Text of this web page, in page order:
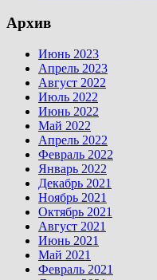
Архив
Июнь 2023
Апрель 2023
Август 2022
Июль 2022
Июнь 2022
Май 2022
Апрель 2022
Февраль 2022
Январь 2022
Декабрь 2021
Ноябрь 2021
Октябрь 2021
Август 2021
Июнь 2021
Май 2021
Февраль 2021